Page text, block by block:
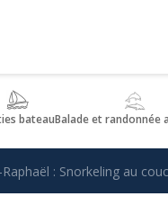
bateauBalade et randonnée
Raphaël : Snorkeling au